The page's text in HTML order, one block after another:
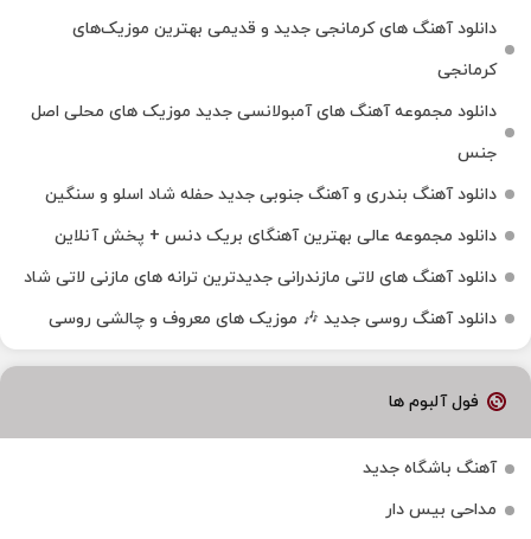
دانلود آهنگ‌ های کرمانجی جدید و قدیمی بهترین موزیک‌های
کرمانجی
دانلود مجموعه آهنگ های آمبولانسی جدید موزیک های محلی اصل
جنس
دانلود آهنگ بندری و آهنگ جنوبی جدید حفله شاد اسلو و سنگین
دانلود مجموعه عالی بهترین آهنگای بریک دنس + پخش آنلاین
دانلود آهنگ‌ های لاتی مازندرانی جدیدترین ترانه های مازنی لاتی شاد
دانلود آهنگ روسی جدید 🎶 موزیک‌ های معروف و چالشی روسی
فول آلبوم ها
آهنگ باشگاه جدید
مداحی بیس دار